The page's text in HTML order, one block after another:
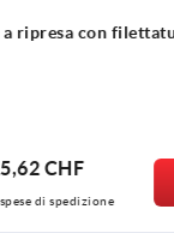
Maniglia
16,06
più le spese